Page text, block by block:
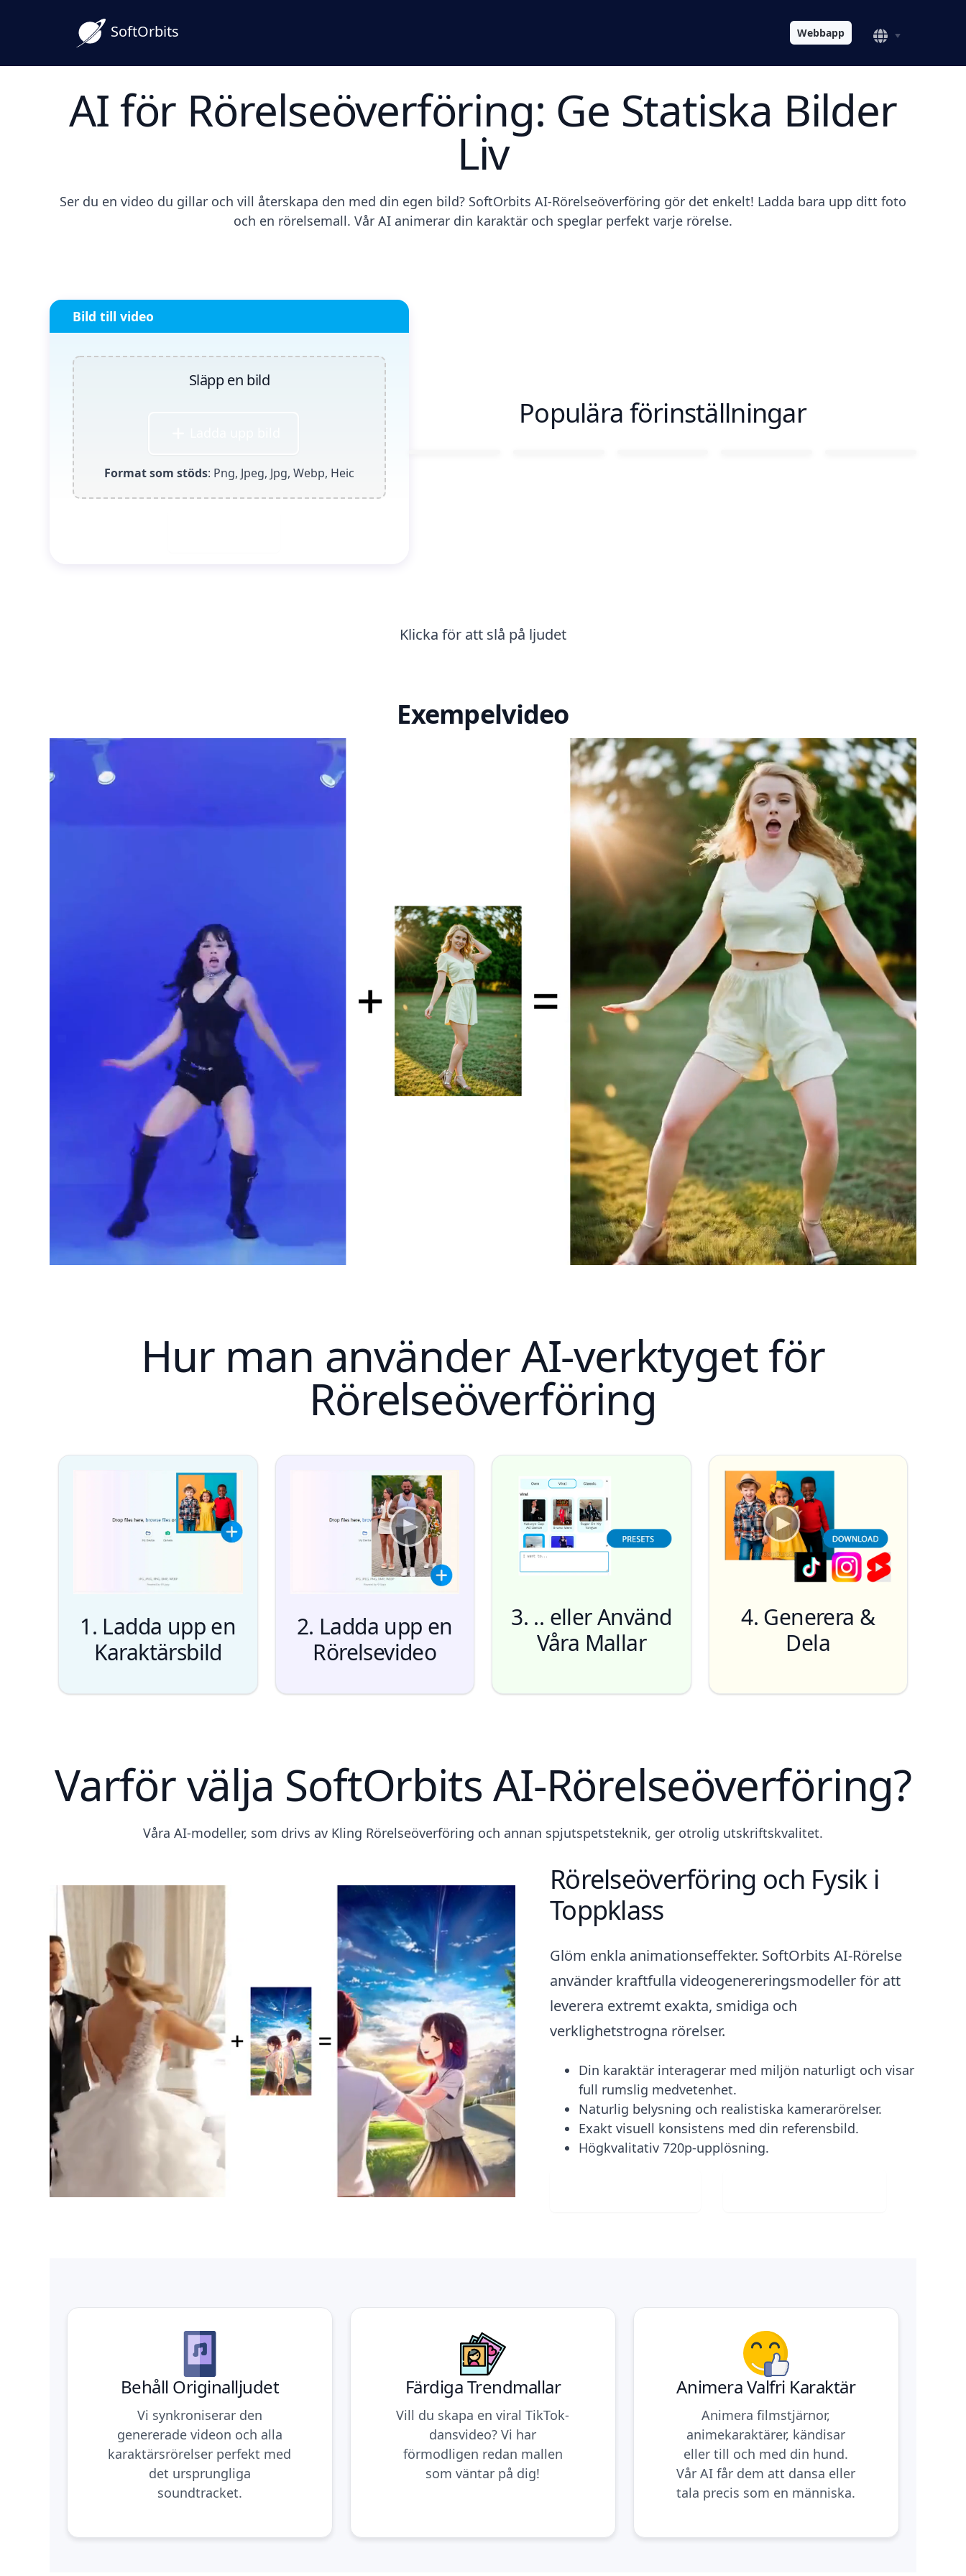
SoftOrbits Webbapp
AI för Rörelseöverföring: Ge Statiska Bilder
Liv
Ser du en video du gillar och vill återskapa den med din egen bild? SoftOrbits AI-Rörelseöverföring gör det enkelt! Ladda bara upp ditt foto
och en rörelsemall. Vår AI animerar din karaktär och speglar perfekt varje rörelse.
Bild till video
Släpp en bild
Format som stöds: Png, Jpeg, Jpg, Webp, Heic
Populära förinställningar
Klicka för att slå på ljudet
Exempelvideo
Hur man använder AI-verktyget för
Rörelseöverföring
1. Ladda upp en
Karaktärsbild
2. Ladda upp en
Rörelsevideo
3. .. eller Använd
Våra Mallar
4. Generera &
Dela
Varför välja SoftOrbits AI-Rörelseöverföring?
Våra AI-modeller, som drivs av Kling Rörelseöverföring och annan spjutspetsteknik, ger otrolig utskriftskvalitet.
Rörelseöverföring och Fysik i
Toppklass
Glöm enkla animationseffekter. SoftOrbits AI-Rörelse
använder kraftfulla videogenereringsmodeller för att
leverera extremt exakta, smidiga och
verklighetstrogna rörelser.
Din karaktär interagerar med miljön naturligt och visar
full rumslig medvetenhet.
Naturlig belysning och realistiska kamerarörelser.
Exakt visuell konsistens med din referensbild.
Högkvalitativ 720p-upplösning.
Behåll Originalljudet
Vi synkroniserar den
genererade videon och alla
karaktärsrörelser perfekt med
det ursprungliga
soundtracket.
Färdiga Trendmallar
Vill du skapa en viral TikTok-
dansvideo? Vi har
förmodligen redan mallen
som väntar på dig!
Animera Valfri Karaktär
Animera filmstjärnor,
animekaraktärer, kändisar
eller till och med din hund.
Vår AI får dem att dansa eller
tala precis som en människa.